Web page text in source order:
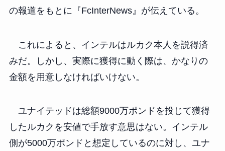
の報道をもとに『FcInterNews』が伝えている。
これによると、インテルはルカク本人を説得済
みだ。しかし、実際に獲得に動く際は、かなりの
金額を用意しなければいけない。
ユナイテッドは総額9000万ポンドを投じて獲得
したルカクを安値で手放す意思はない。インテル
側が5000万ポンドと想定しているのに対し、ユナ